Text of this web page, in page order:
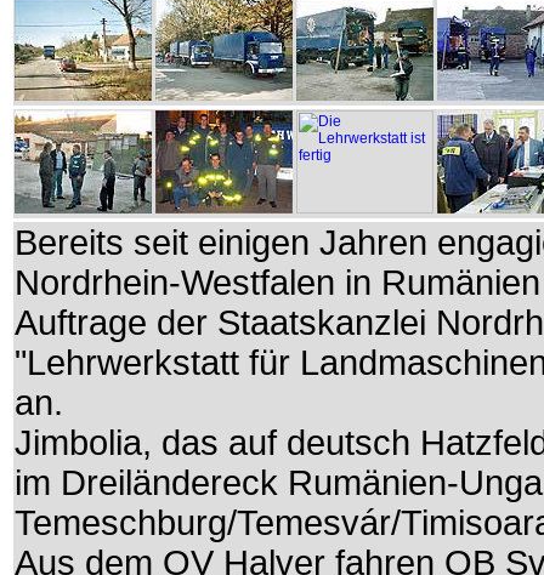
Bereits seit einigen Jahren
Nordrhein-Westfalen in
Auftrage der Staatskanzlei
"Lehrwerkstatt für
an.
Jimbolia, das auf deutsch
im Dreiländereck Rumänien-
Temeschburg/Temesvár/
Aus dem OV Halver fahren OB